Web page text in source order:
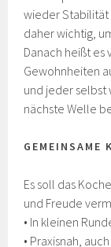
wieder Stabilität
daher wichtig,
Danach heißt es
Gewohnheiten
und jeder selbst
nächste Welle
GEMEINSAME
Es soll das
und Freude
• In kleinen
• Praxisnah,